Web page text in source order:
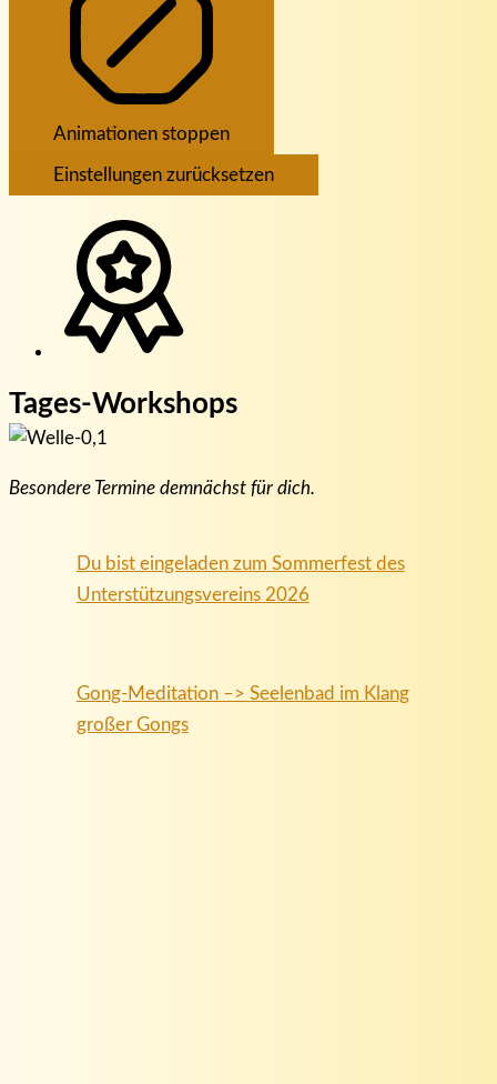
Animationen stoppen
Einstellungen zurücksetzen
Tages-Workshops
Besondere Termine demnächst für dich.
Du bist eingeladen zum Sommerfest des
Unterstützungsvereins 2026
Gong-Meditation –> Seelenbad im Klang
großer Gongs